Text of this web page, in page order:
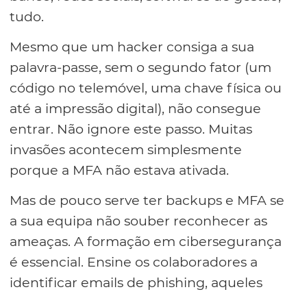
tudo.
Mesmo que um hacker consiga a sua
palavra-passe, sem o segundo fator (um
código no telemóvel, uma chave física ou
até a impressão digital), não consegue
entrar. Não ignore este passo. Muitas
invasões acontecem simplesmente
porque a MFA não estava ativada.
Mas de pouco serve ter backups e MFA se
a sua equipa não souber reconhecer as
ameaças. A formação em cibersegurança
é essencial. Ensine os colaboradores a
identificar emails de phishing, aqueles